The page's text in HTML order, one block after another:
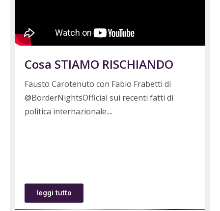
Cosa STIAMO RISCHIANDO
Fausto Carotenuto con Fabio Frabetti di
@BorderNightsOfficial sui recenti fatti di
politica internazionale.
leggi tutto